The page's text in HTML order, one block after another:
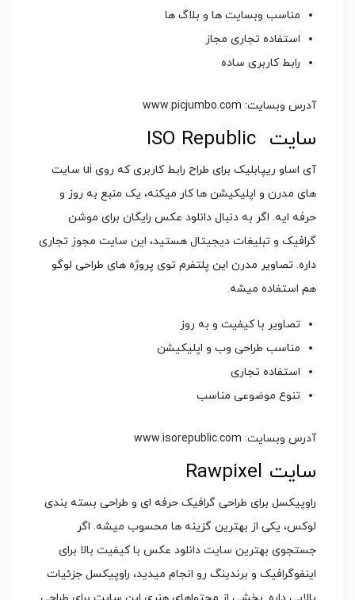
مناسب وبسایت ها و بلاگ ها
استفاده تجاری مجاز
رابط کاربری ساده
آدرس وبسایت: www.picjumbo.com
سایت ISO Republic
آی اساو ریپابلیک برای طراح رابط کاربری که روی ui سایت
های مدرن و اپلیکیشن ها کار میکنه، یک منبع به روز و
حرفه ایه. اگر به دنبال دانلود عکس رایگان برای موشن
گرافیک و تبلیغات دیجیتال هستید، این سایت مجوز تجاری
داره. تصاویر مدرن این پلتفرم توی پروژه های طراحی لوگو
هم استفاده میشه.
تصاویر با کیفیت و به روز
مناسب طراحی وب و اپلیکیشن
استفاده تجاری
تنوع موضوعی مناسب
آدرس وبسایت: www.isorepublic.com
سایت Rawpixel
راوپیکسل برای طراحی گرافیک حرفه ای و طراحی بسته بندی
لوکس، یکی از بهترین گزینه ها محسوب میشه. اگر
جستجوی بهترین سایت دانلود عکس با کیفیت بالا برای
اینفوگرافیک و برندینگ رو انجام میدید، راوپیکسل جزئیات